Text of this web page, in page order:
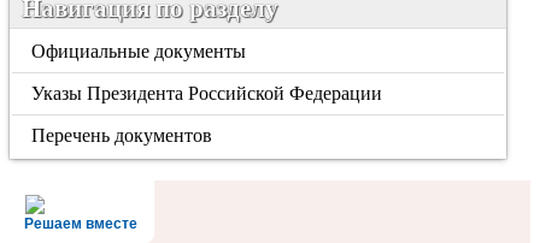
Навигация по разделу
Официальные документы
Указы Президента Российской Федерации
Перечень документов
Решаем вместе